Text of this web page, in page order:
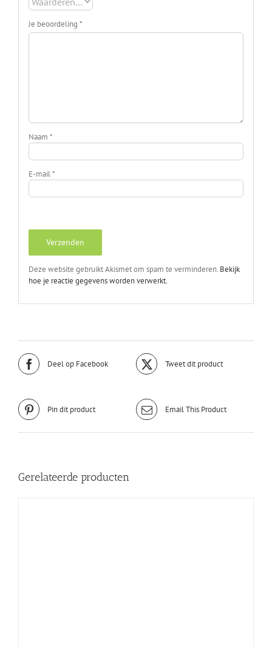
Je beoordeling *
Naam *
E-mail*
Deze website gebruikt Akismet om spam te verminderen. Bekijk
hoe je reactie gegevens worden verwerkt.
Deel op Facebook Tweet dit product
Pin dit product Email This Product
Gerelateerde producten